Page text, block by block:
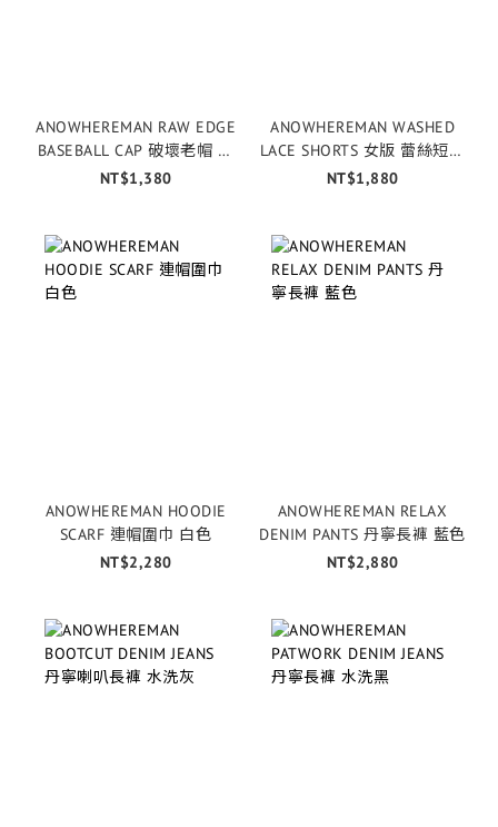
ANOWHEREMAN RAW EDGE
BASEBALL CAP 破壞老帽 水
洗米色
NT$1,380
ANOWHEREMAN WASHED
LACE SHORTS 女版 蕾絲短褲
黑色
NT$1,880
ANOWHEREMAN HOODIE
SCARF 連帽圍巾 白色
NT$2,280
ANOWHEREMAN RELAX
DENIM PANTS 丹寧長褲 藍色
NT$2,880